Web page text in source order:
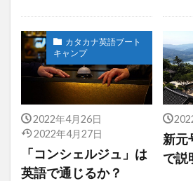
カタカナ英語ブート
キャンプ
2022年4月26日
2022年4月27日
「コンシェルジュ」は
英語で通じるか？
新元
で説